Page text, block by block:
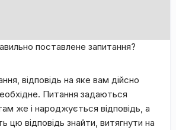
поставлене запитання?
відповідь на яке вам дійсно
Питання задаються
же і народжується відповідь, а
цю відповідь знайти, витягнути на